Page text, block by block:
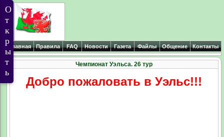
Главная Правила FAQ Новости Газета Файлы Общение Контакты
Чемпионат Уэльса. 26 тур
Добро пожаловать в Уэльс!!!